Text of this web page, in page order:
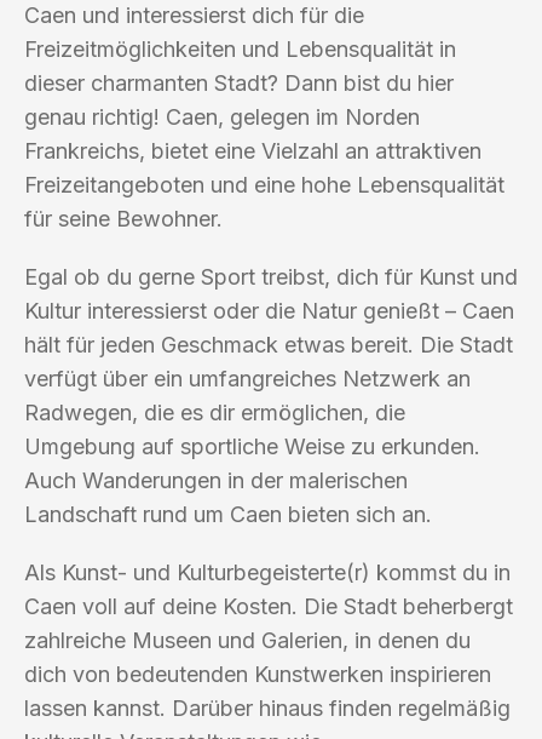
Caen und interessierst dich für die
Freizeitmöglichkeiten und Lebensqualität in
dieser charmanten Stadt? Dann bist du hier
genau richtig! Caen, gelegen im Norden
Frankreichs, bietet eine Vielzahl an attraktiven
Freizeitangeboten und eine hohe Lebensqualität
für seine Bewohner.
Egal ob du gerne Sport treibst, dich für Kunst und
Kultur interessierst oder die Natur genießt – Caen
hält für jeden Geschmack etwas bereit. Die Stadt
verfügt über ein umfangreiches Netzwerk an
Radwegen, die es dir ermöglichen, die
Umgebung auf sportliche Weise zu erkunden.
Auch Wanderungen in der malerischen
Landschaft rund um Caen bieten sich an.
Als Kunst- und Kulturbegeisterte(r) kommst du in
Caen voll auf deine Kosten. Die Stadt beherbergt
zahlreiche Museen und Galerien, in denen du
dich von bedeutenden Kunstwerken inspirieren
lassen kannst. Darüber hinaus finden regelmäßig